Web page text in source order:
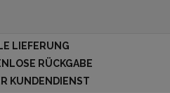
LIEFERUNG
RÜCKGABE
KUNDENDIENST